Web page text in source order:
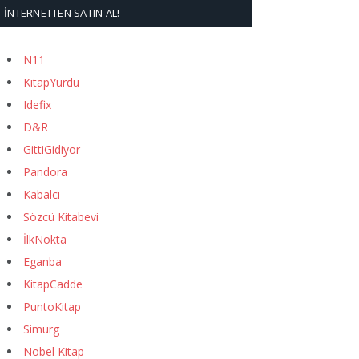
İNTERNETTEN SATIN AL!
N11
KitapYurdu
Idefix
D&R
GittiGidiyor
Pandora
Kabalcı
Sözcü Kitabevi
İlkNokta
Eganba
KitapCadde
PuntoKitap
Simurg
Nobel Kitap